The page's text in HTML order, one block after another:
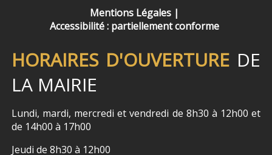
Mentions Légales
Accessibilité : partiellement conforme
HORAIRES D'OUVERTUREDE
LA MAIRIE
Lundi, mardi, mercredi et vendredi de 8h30 à 12h00 et
de 14h00 à 17h00
Jeudi de 8h30 à 12h00